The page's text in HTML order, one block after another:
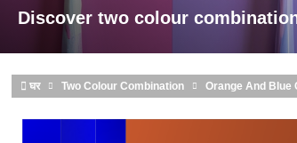
Discover two colour
घर Two Colour Combination Orange And Blue